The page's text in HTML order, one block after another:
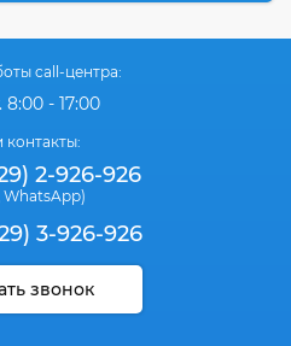
call-центра:
- 17:00
2-926-926
WhatsApp)
3-926-926
звонок